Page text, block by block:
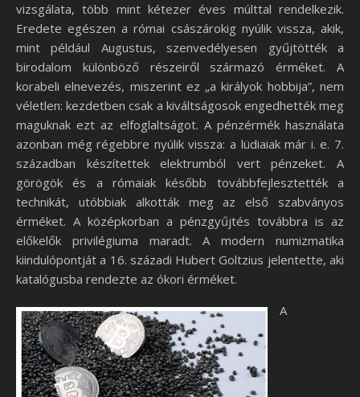
vizsgálata, több mint kétezer éves múlttal rendelkezik.
Eredete egészen a római császárokig nyúlik vissza, akik,
mint például Augustus, szenvedélyesen gyűjtötték a
birodalom különböző részeiről származó érméket. A
korabeli elnevezés, miszerint ez „a királyok hobbija”, nem
véletlen: kezdetben csak a kiváltságosok engedhették meg
maguknak ezt az elfoglaltságot. A pénzérmék használata
azonban még régebbre nyúlik vissza: a lüdiaiak már i. e. 7.
században készítettek elektrumból vert pénzeket. A
görögök és a rómaiak később továbbfejlesztették a
technikát, utóbbiak alkották meg az első szabványos
érméket. A középkorban a pénzgyűjtés továbbra is az
előkelők privilégiuma maradt. A modern numizmatika
kiindulópontját a 16. századi Hubert Goltzius jelentette, aki
katalógusba rendezte az ókori érméket.
A